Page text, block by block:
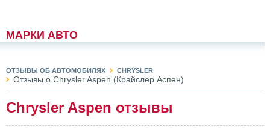
МАРКИ АВТО
ОТЗЫВЫ ОБ АВТОМОБИЛЯХ CHRYSLER
Отзывы о Chrysler Aspen (Крайслер Аспен)
Chrysler Aspen отзывы